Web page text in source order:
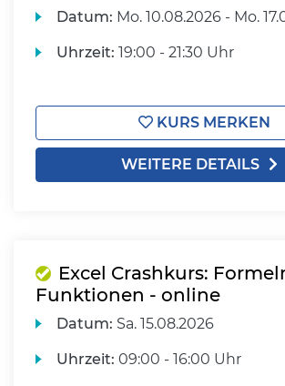
Datum: Mo. 10.08.2026 - Mo.
Uhrzeit: 19:00 - 21:30 Uhr
KURS MERKEN
WEITERE DETAILS
Excel Crashkurs:
Funktionen - online
Datum: Sa. 15.08.2026
Uhrzeit: 09:00 - 16:00 Uhr